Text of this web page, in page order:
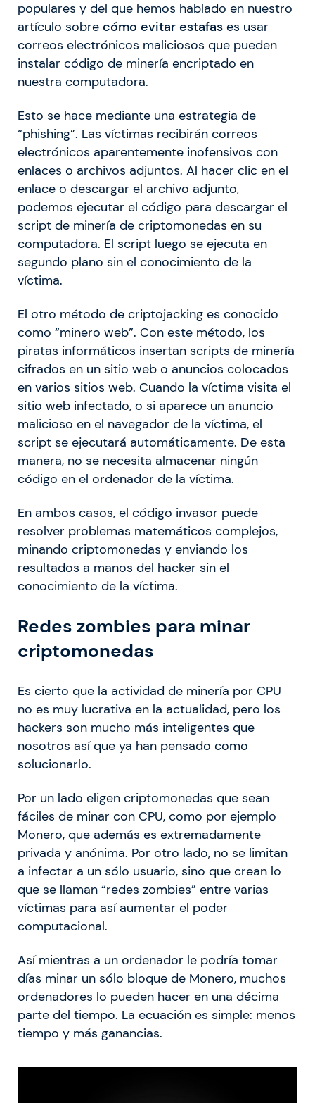
populares y del que hemos hablado en nuestro
artículo sobre cómo evitar estafas es usar
correos electrónicos maliciosos que pueden
instalar código de minería encriptado en
nuestra computadora.
Esto se hace mediante una estrategia de
“phishing”. Las víctimas recibirán correos
electrónicos aparentemente inofensivos con
enlaces o archivos adjuntos. Al hacer clic en el
enlace o descargar el archivo adjunto,
podemos ejecutar el código para descargar el
script de minería de criptomonedas en su
computadora. El script luego se ejecuta en
segundo plano sin el conocimiento de la
víctima.
El otro método de criptojacking es conocido
como “minero web”. Con este método, los
piratas informáticos insertan scripts de minería
cifrados en un sitio web o anuncios colocados
en varios sitios web. Cuando la víctima visita el
sitio web infectado, o si aparece un anuncio
malicioso en el navegador de la víctima, el
script se ejecutará automáticamente. De esta
manera, no se necesita almacenar ningún
código en el ordenador de la víctima.
En ambos casos, el código invasor puede
resolver problemas matemáticos complejos,
minando criptomonedas y enviando los
resultados a manos del hacker sin el
conocimiento de la víctima.
Redes zombies para minar
criptomonedas
Es cierto que la actividad de minería por CPU
no es muy lucrativa en la actualidad, pero los
hackers son mucho más inteligentes que
nosotros así que ya han pensado como
solucionarlo.
Por un lado eligen criptomonedas que sean
fáciles de minar con CPU, como por ejemplo
Monero, que además es extremadamente
privada y anónima. Por otro lado, no se limitan
a infectar a un sólo usuario, sino que crean lo
que se llaman “redes zombies” entre varias
víctimas para así aumentar el poder
computacional.
Así mientras a un ordenador le podría tomar
días minar un sólo bloque de Monero, muchos
ordenadores lo pueden hacer en una décima
parte del tiempo. La ecuación es simple: menos
tiempo y más ganancias.